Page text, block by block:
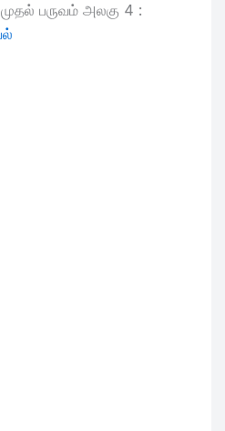
பருவம் அலகு 4 :